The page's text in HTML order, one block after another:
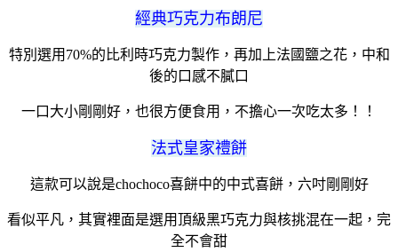
經典巧克力布朗尼
特別選用70%的比利時巧克力製作，再加上法國鹽之花，中和
後的口感不膩口
一口大小剛剛好，也很方便食用，不擔心一次吃太多！！
法式皇家禮餅
這款可以說是chochoco喜餅中的中式喜餅，六吋剛剛好
看似平凡，其實裡面是選用頂級黑巧克力與核挑混在一起，完
全不會甜